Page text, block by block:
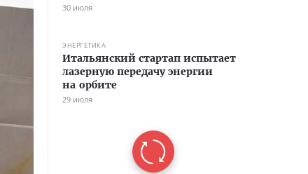
30 июля
ЭНЕРГЕТИКА
Итальянский стартап испытает
лазерную передачу энергии
на орбите
29 июля